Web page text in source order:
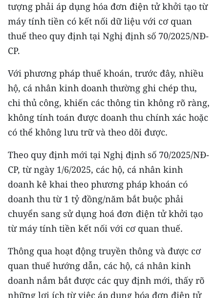
Media Môi trường
Ảnh
Infographic
TIN MỚI
TIN ĐỊA PHƯƠNG
Trung du và miền núi phía Bắc
Đồng bằng sông Hồng
Bắc Trung Bộ
Duyên hải Nam Trung Bộ và Tây
Nguyên
Đông Nam Bộ
Đồng bằng sông Cửu Long
Chuyên trang Hà Nội
tượng phải áp dụng hóa đơn điện tử khởi tạo từ
máy tính tiền có kết nối dữ liệu với cơ quan
thuế theo quy định tại Nghị định số 70/2025/NĐ-
CP.
Với phương pháp thuế khoán, trước đây, nhiều
hộ, cá nhân kinh doanh thường ghi chép thu,
chi thủ công, khiến các thông tin không rõ ràng,
không tính toán được doanh thu chính xác hoặc
có thể không lưu trữ và theo dõi được.
Theo quy định mới tại Nghị định số 70/2025/NĐ-
CP, từ ngày 1/6/2025, các hộ, cá nhân kinh
doanh kê khai theo phương pháp khoán có
doanh thu từ 1 tỷ đồng/năm bắt buộc phải
chuyển sang sử dụng hoá đơn điện tử khởi tạo
từ máy tính tiền kết nối với cơ quan thuế.
Thông qua hoạt động truyền thông và được cơ
quan thuế hướng dẫn, các hộ, cá nhân kinh
doanh nắm bắt được các quy định mới, thấy rõ
những lợi ích từ việc áp dụng hóa đơn điện tử